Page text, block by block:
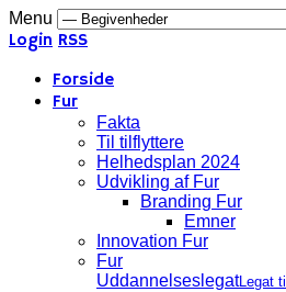
Menu
Login RSS
Forside
Fur
Fakta
Til tilflyttere
Helhedsplan 2024
Udvikling af Fur
Branding Fur
Emner
Innovation Fur
Fur
UddannelseslegatLegat til